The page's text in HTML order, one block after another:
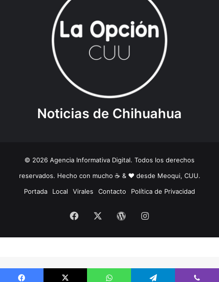
Noticias de Chihuahua
© 2026 Agencia Informativa Digital. Todos los derechos
reservados. Hecho con mucho ☕️ & ❤️ desde Meoqui, CUU.
Portada
Local Virales Contacto Política de Privacidad
Facebook WordPressInstagram